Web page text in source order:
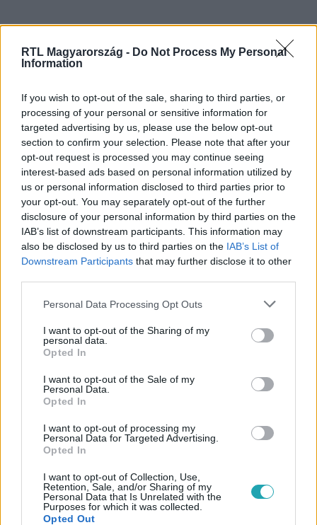
RTL Magyarország - Do Not Process My Personal
Information
If you wish to opt-out of the sale, sharing to third parties, or
processing of your personal or sensitive information for
targeted advertising by us, please use the below opt-out
section to confirm your selection. Please note that after your
opt-out request is processed you may continue seeing
interest-based ads based on personal information utilized by
us or personal information disclosed to third parties prior to
your opt-out. You may separately opt-out of the further
disclosure of your personal information by third parties on the
IAB’s list of downstream participants. This information may
also be disclosed by us to third parties on the IAB’s List of
Downstream Participants that may further disclose it to other
Please note that this website/app uses one or more Google
not limited to your visit or usage behaviour. You may click to
grant or deny consent to Google and its third-party tags to
use your data for below specified purposes in below Google
consent section.
Personal Data Processing Opt Outs
I want to opt-out of the Sharing of my
personal data.
Opted In
I want to opt-out of the Sale of my
Personal Data.
Opted In
I want to opt-out of processing my
Personal Data for Targeted Advertising.
Opted In
I want to opt-out of Collection, Use,
Retention, Sale, and/or Sharing of my
Personal Data that Is Unrelated with the
Purposes for which it was collected.
Opted Out
Kövess minket, és értesülj a friss hírekről a
Facebookon is!
Követem
BULVÁR RÁCZ JENŐ #MAGYAR SZTÁROK
RTL HÍRESSÉGEK #MAGYAR CELEBEK
SCHOBERT NORBI
POLITIKA
Népszerű